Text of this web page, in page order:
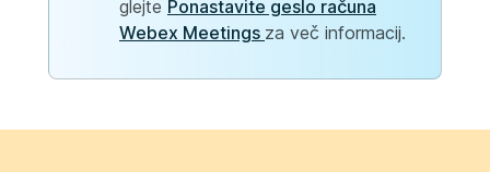
glejte Ponastavite geslo računa
Webex Meetings za več informacij.